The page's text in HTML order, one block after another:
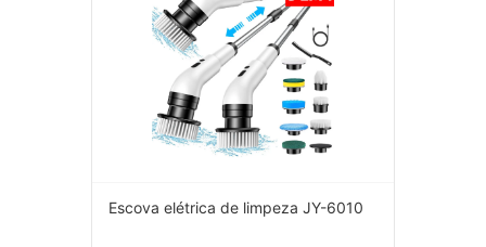
Escova elétrica de limpeza JY-6010